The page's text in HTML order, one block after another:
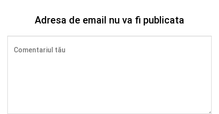
Adresa de email nu va fi publicata